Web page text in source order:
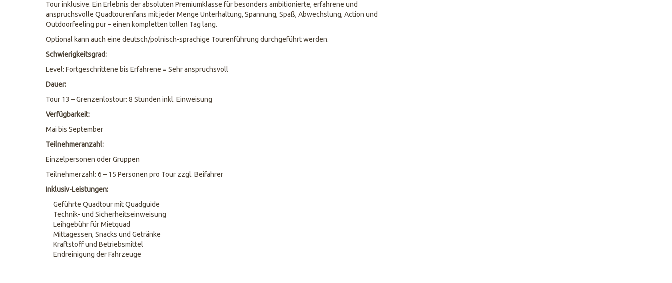
Tour inklusive. Ein Erlebnis der absoluten Premiumklasse für besonders ambitionierte, erfahrene und
anspruchsvolle Quadtourenfans mit jeder Menge Unterhaltung, Spannung, Spaß, Abwechslung, Action und
Outdoorfeeling pur – einen kompletten tollen Tag lang.
Optional kann auch eine deutsch/polnisch-sprachige Tourenführung durchgeführt werden.
Schwierigkeitsgrad:
Level: Fortgeschrittene bis Erfahrene = Sehr anspruchsvoll
Dauer:
Tour 13 – Grenzenlostour: 8 Stunden inkl. Einweisung
Verfügbarkeit:
Mai bis September
Teilnehmeranzahl:
Einzelpersonen oder Gruppen
Teilnehmerzahl: 6 – 15 Personen pro Tour zzgl. Beifahrer
Inklusiv-Leistungen:
Geführte Quadtour mit Quadguide
Technik- und Sicherheitseinweisung
Leihgebühr für Mietquad
Mittagessen, Snacks und Getränke
Kraftstoff und Betriebsmittel
Endreinigung der Fahrzeuge